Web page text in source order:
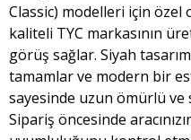
Classic) modelleri için
kaliteli TYC markasının
görüş sağlar. Siyah
tamamlar ve modern bir
sayesinde uzun ömürlü ve
Sipariş öncesinde